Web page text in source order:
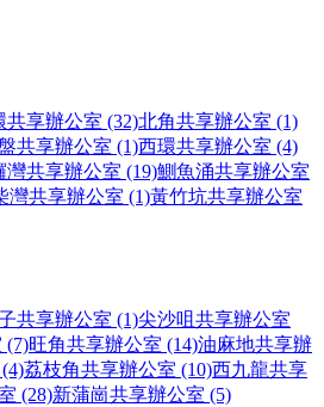
共享辦公室 (32)北角共享辦公室 (1)
共享辦公室 (1)西環共享辦公室 (4)
灣共享辦公室 (19)鰂魚涌共享辦公室
灣共享辦公室 (1)黃竹坑共享辦公室
共享辦公室 (1)尖沙咀共享辦公室
(7)旺角共享辦公室 (14)油麻地共享辦
荔枝角共享辦公室 (10)西九龍共享
(28)新蒲崗共享辦公室 (5)